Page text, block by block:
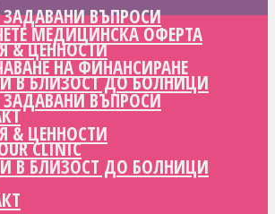
ЗАДАВАНИ ВЪПРОСИ
& ЦЕННОСТИ
В БЛИЗОСТ ДО БОЛНИЦИ
CLINIC
МЕДИЦИНСКА ОФЕРТА
НА ФИНАНСИРАНЕ
ЗАДАВАНИ ВЪПРОСИ
& ЦЕННОСТИ
В БЛИЗОСТ ДО БОЛНИЦИ